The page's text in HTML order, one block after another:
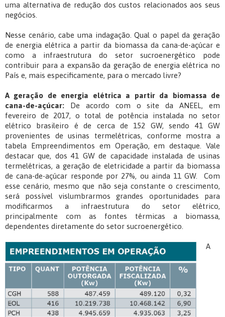
uma alternativa de redução dos custos relacionados aos seus
negócios.
Nesse cenário, cabe uma indagação. Qual o papel da geração
de energia elétrica a partir da biomassa da cana-de-açúcar e
como a infraestrutura do setor sucroenergético pode
contribuir para a expansão da geração de energia elétrica no
País e, mais especificamente, para o mercado livre?
A geração de energia elétrica a partir da biomassa de
cana-de-açúcar: De acordo com o site da ANEEL, em
fevereiro de 2017, o total de potência instalada no setor
elétrico brasileiro é de cerca de 152 GW, sendo 41 GW
provenientes de usinas termelétricas, conforme mostra a
tabela Empreendimentos em Operação, em destaque. Vale
destacar que, dos 41 GW de capacidade instalada de usinas
termelétricas, a geração de eletricidade a partir da biomassa
de cana-de-açúcar responde por 27%, ou ainda 11 GW. Com
esse cenário, mesmo que não seja constante o crescimento,
será possível vislumbrarmos grandes oportunidades para
modificarmos a infraestrutura do setor elétrico,
principalmente com as fontes térmicas a biomassa,
dependentes diretamente do setor sucroenergético.
A